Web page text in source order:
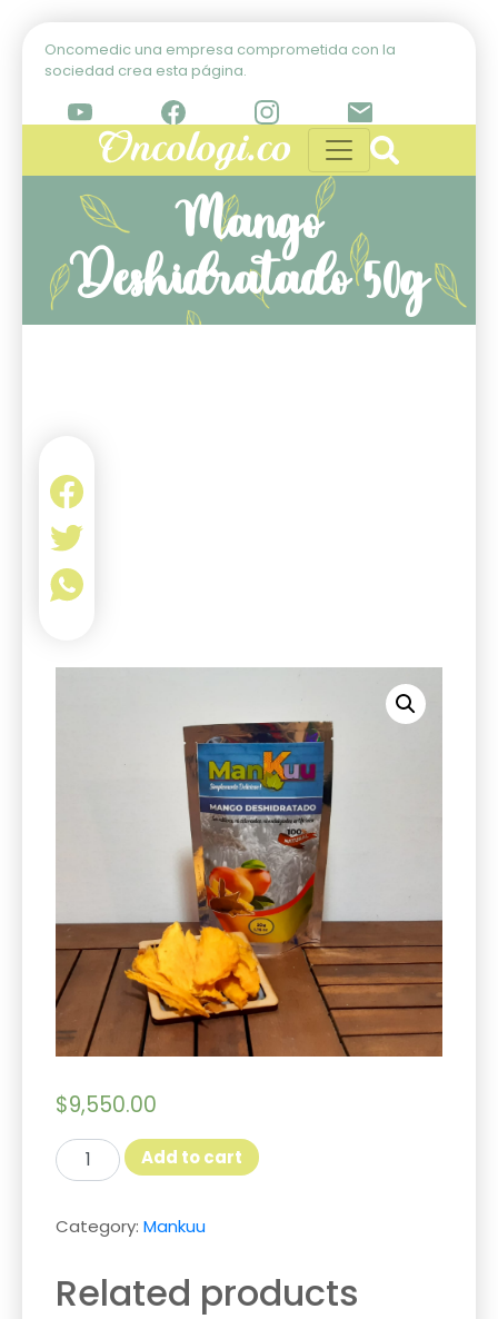
Oncomedic una empresa comprometida con la
sociedad crea esta página.
Mango
Deshidratado 50g
$9,550.00
Mango
Deshidratado
quantity
Add to cart
Category: Mankuu
Related products